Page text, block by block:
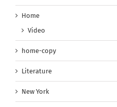
Home
Video
home-copy
Literature
New York